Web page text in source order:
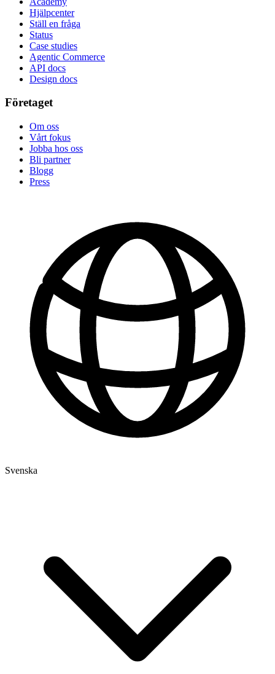
Hjälpcenter
Ställ en fråga
Status
Case studies
Agentic Commerce
API docs
Design docs
Företaget
Om oss
Vårt fokus
Jobba hos oss
Bli partner
Blogg
Press
Svenska